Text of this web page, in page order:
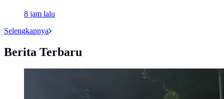
8 jam lalu
Selengkapnya
Berita Terbaru